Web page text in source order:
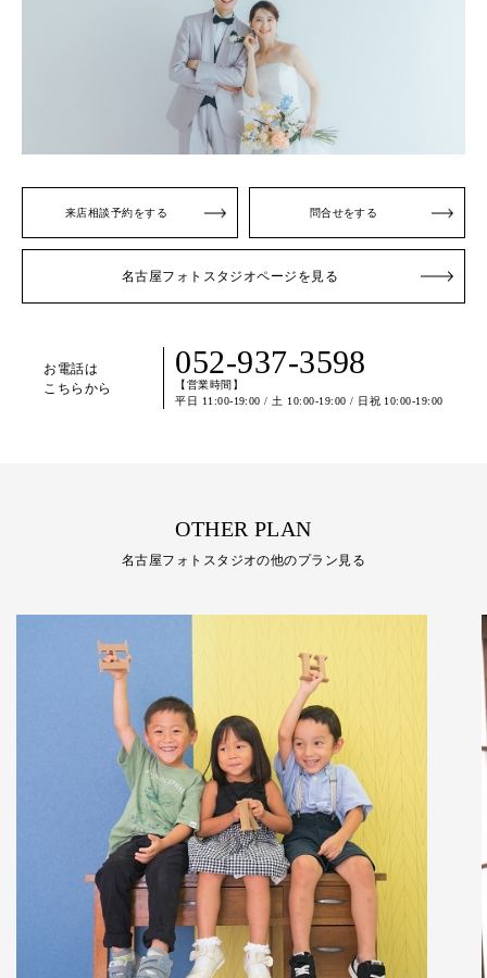
来店相談予約をする 問合せをする
名古屋フォトスタジオページを見る
お電話は
こちらから
052-937-3598
【営業時間】
平日 11:00-19:00 / 土 10:00-19:00 / 日祝 10:00-19:00
OTHER PLAN
名古屋フォトスタジオの他のプラン見る